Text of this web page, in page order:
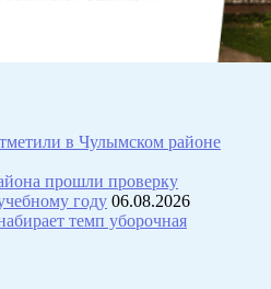
в Чулымском районе
прошли проверку
году 06.08.2026
темп уборочная